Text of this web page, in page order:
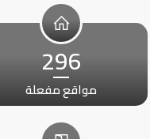
296
مواقع مفعلة